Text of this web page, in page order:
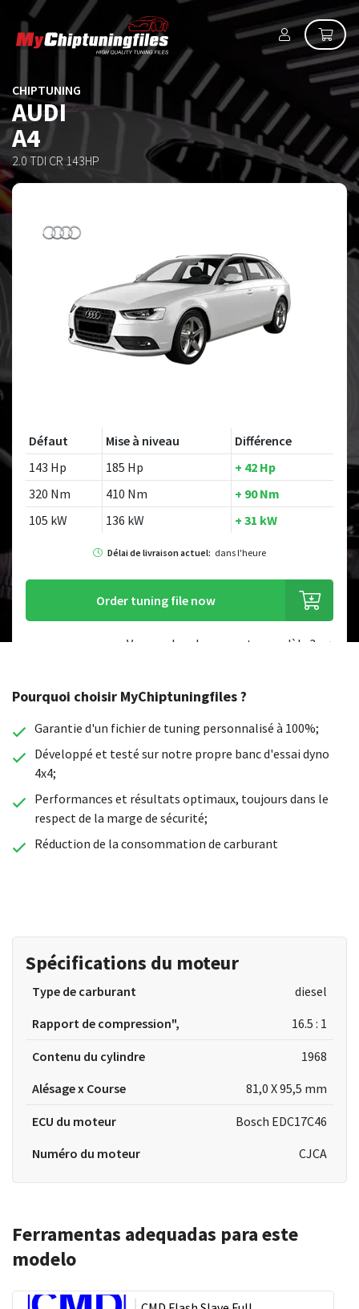
CHIPTUNING
AUDI
A4
2.0 TDI CR 143HP
Défaut Mise à niveau
Différence
143 Hp
185 Hp
+ 42 Hp
320 Nm
410 Nm
+ 90 Nm
105 kW
136 kW + 31 kW
Délai de livraison actuel: dans l'heure
Order tuning file now
Vous recherchez un autre modèle ?
Pourquoi choisir MyChiptuningfiles ?
Garantie d'un fichier de tuning personnalisé à 100%;
Développé et testé sur notre propre banc d'essai dyno
4x4;
Performances et résultats optimaux, toujours dans le
respect de la marge de sécurité;
Réduction de la consommation de carburant
Spécifications du moteur
Type de carburant
diesel
Rapport de compression",
16.5 : 1
Contenu du cylindre
1968
Alésage x Course
81,0 X 95,5 mm
ECU du moteur
Bosch EDC17C46
Numéro du moteur
CJCA
Ferramentas adequadas para este
modelo